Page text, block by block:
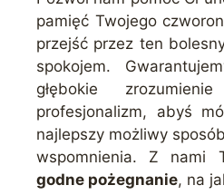
pamięć Twojego
przejść przez ten
spokojem.
głębokie
profesjonalizm, abyś
najlepszy możliwy
wspomnienia. Z nami
godne pożegnanie, na